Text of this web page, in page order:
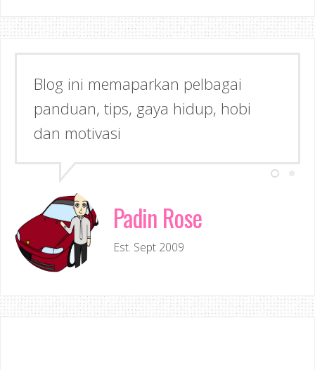
Blog ini memaparkan pelbagai
panduan, tips, gaya hidup, hobi
dan motivasi
Semoga dapat memberi Manfaat &
Inspirasi kepada anda!
Padin Rose
Est. Sept 2009